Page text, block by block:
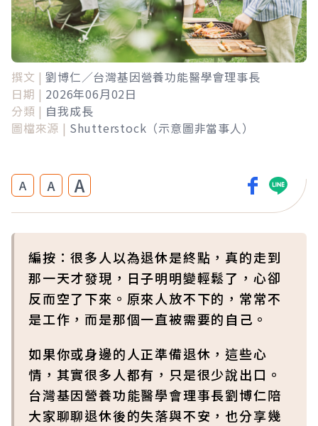
撰文 | 劉博仁／台灣基因營養功能醫學會理事長
日期 | 2026年06月02日
分類 | 自我成長
圖檔來源 | Shutterstock（示意圖非當事人）
A A A
編按：很多人以為退休是終點，真的走到
那一天才發現，日子明明變輕鬆了，心卻
反而空了下來。原來人放不下的，常常不
是工作，而是那個一直被需要的自己。
如果你或身邊的人正準備退休，這些心
情，其實很多人都有，只是很少說出口。
台灣基因營養功能醫學會理事長劉博仁陪
大家聊聊退休後的失落與不安，也分享幾